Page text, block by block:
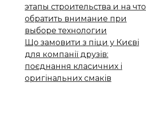
этапы строительства и на что
обратить внимание при
выборе технологии
Що замовити з піци у Києві
для компанії друзів:
поєднання класичних і
оригінальних смаків